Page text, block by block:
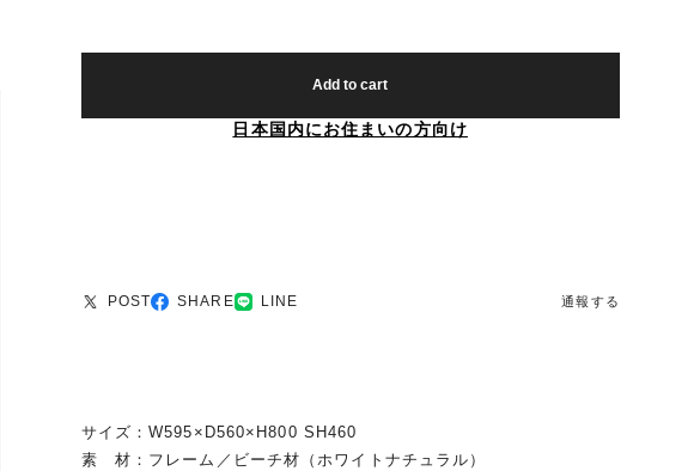
Add to cart
日本国内にお住まいの方向け
POST SHARE LINE 通報する
サイズ：W595×D560×H800 SH460
素 材：フレーム／ビーチ材（ホワイトナチュラル）